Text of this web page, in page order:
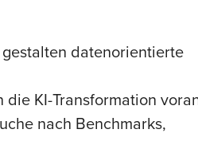
datenorientierte
KI-Transformation
nach Benchmarks,